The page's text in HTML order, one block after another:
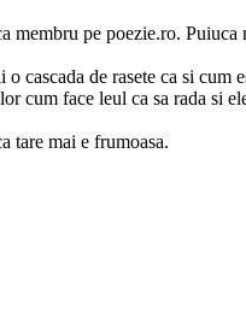
membru pe poezie.ro.
cascada de rasete ca si cum
cum face leul ca sa rada si
tare mai e frumoasa.